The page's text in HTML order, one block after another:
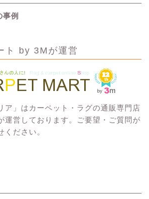
例
ト by 3Mが運営
ア」はカーペット・ラグの通販専門店
運営しております。ご要望・ご質問が
ください。